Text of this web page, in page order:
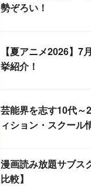
勢ぞろい！
【夏アニメ2026】7
挙紹介！
芸能界を志す10代
ィション・スクール
漫画読み放題サブス
比較】